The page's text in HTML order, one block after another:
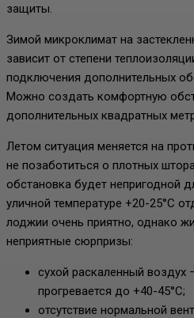
защиты.
Зимой микроклимат на
зависит от степени
подключения дополнительных
Можно создать комфортную
дополнительных квадратных
Летом ситуация меняется на
не позаботиться о плотных
обстановка будет непригодной
уличной температуре +20-25°С
лоджии очень приятно, однако
неприятные сюрпризы:
сухой раскаленный
прогревается до +40-45°С;
отсутствие нормальной